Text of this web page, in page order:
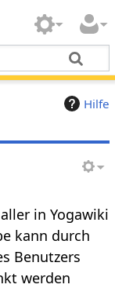
Hilfe
in Yogawiki
kann durch
Benutzers
werden